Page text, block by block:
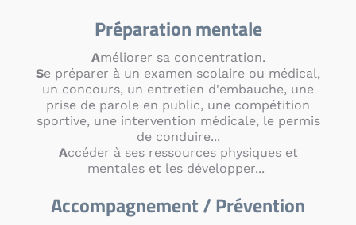
Préparation mentale
Améliorer sa concentration.
Se préparer à un examen scolaire ou médical,
un concours, un entretien d'embauche, une
prise de parole en public, une compétition
sportive, une intervention médicale, le permis
de conduire...
Accéder à ses ressources physiques et
mentales et les développer...
Accompagnement / Prévention